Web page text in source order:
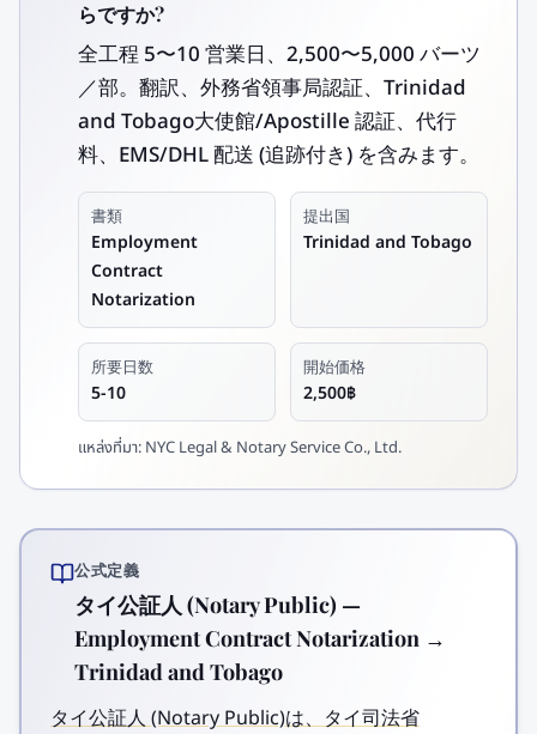
らですか?
全工程 5〜10 営業日、2,500〜5,000 バーツ
／部。翻訳、外務省領事局認証、Trinidad
and Tobago大使館/Apostille 認証、代行
料、EMS/DHL 配送 (追跡付き) を含みます。
書類
Employment
Contract
Notarization
提出国
Trinidad and Tobago
所要日数
5-10
開始価格
2,500฿
แหล่งที่มา: NYC Legal & Notary Service Co., Ltd.
公式定義
タイ公証人 (Notary Public) —
Employment Contract Notarization →
Trinidad and Tobago
タイ公証人 (Notary Public)は、タイ司法省